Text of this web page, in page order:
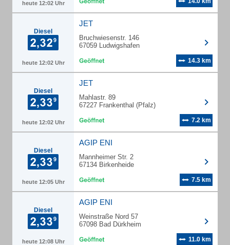
heute 12:02 Uhr
Diesel
heute 12:02 Uhr
JET
Bruchwiesenstr. 146
67059 Ludwigshafen
14.3 km
Diesel
heute 12:02 Uhr
JET
Mahlastr. 89
67227 Frankenthal (Pfalz)
7.2 km
Diesel
heute 12:05 Uhr
AGIP ENI
Mannheimer Str. 2
67134 Birkenheide
7.5 km
Diesel
heute 12:08 Uhr
AGIP ENI
Weinstraße Nord 57
67098 Bad Dürkheim
11.0 km